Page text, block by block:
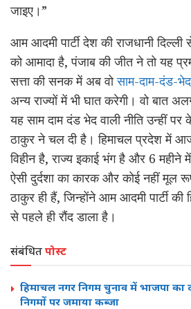
जाइए।”
आम आदमी पार्टी देश की राजधानी
को आमादा है, पंजाब की जीत ने तो यह
सत्ता की सनक में अब वोसाम-दाम-दंड-
अन्य राज्यों में भी घात करेगी। वो बात
यह साम दाम दंड भेद वाली नीति उन्हीं पर
ठाकुर ने चल दी है। हिमाचल प्रदेश में
विहीन है, राज्य इकाई भंग है और 6
ऐसी दुर्दशा का कारक और कोई नहीं मूल
ठाकुर ही हैं, जिन्होंने आम आदमी पार्टी
से पहले ही रौंद डाला है।
संबंधितपोस्ट
हिमाचल नगर निगम चुनाव में भाजपा का
निगमों पर जमाया कब्जा